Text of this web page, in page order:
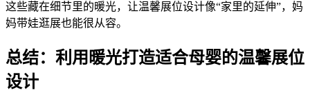
这些藏在细节里的暖光，让温馨展位设计像“家里的延伸”，妈
妈带娃逛展也能很从容。
总结：利用暖光打造适合母婴的温馨展位
设计